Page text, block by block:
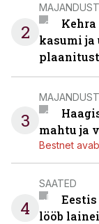
2
kasumi ja
3
mahtu ja
Bestnet
4
SAATED
lööb